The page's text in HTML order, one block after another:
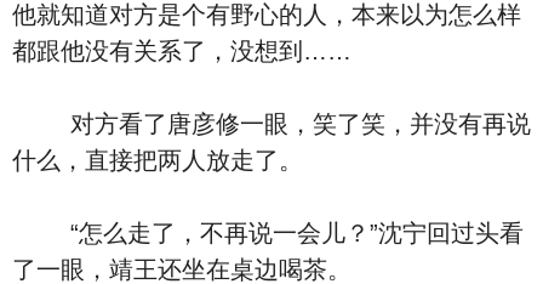
他就知道对方是个有野心的人，本来以为怎么样
都跟他没有关系了，没想到……
对方看了唐彦修一眼，笑了笑，并没有再说
什么，直接把两人放走了。
“怎么走了，不再说一会儿？”沈宁回过头看
了一眼，靖王还坐在桌边喝茶。